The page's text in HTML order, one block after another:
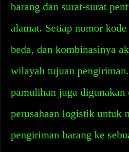
barang dan surat-surat
alamat. Setiap nomor
beda, dan kombinasinya
wilayah tujuan
pamulihan juga digunakan
perusahaan logistik untuk
pengiriman barang ke